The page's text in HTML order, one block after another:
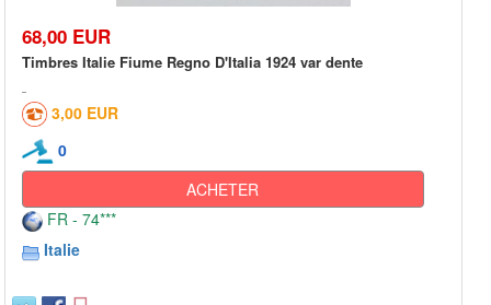
68,00 EUR
Timbres Italie Fiume Regno D'Italia 1924 var dente
3,00 EUR
0
ACHETER
FR - 74***
Italie